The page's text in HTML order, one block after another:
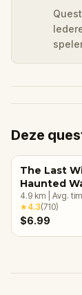
Deze
The Last
Haunted
Cologne
Escape
4.9 km Avg.
★4.3(710)
$6.99